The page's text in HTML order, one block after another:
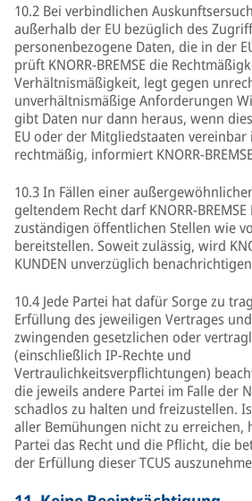
10.2 Bei verbindlichen
außerhalb der EU bezüglich des
personenbezogene Daten, die in der
prüft KNORR-BREMSE die
Verhältnismäßigkeit, legt gegen
unverhältnismäßige Anforderungen
gibt Daten nur dann heraus, wenn
EU oder der Mitgliedstaaten vereinbar
rechtmäßig, informiert KNORR-
10.3 In Fällen einer
geltendem Recht darf KNORR-BREMSE
zuständigen öffentlichen Stellen wie
bereitstellen. Soweit zulässig, wird
KUNDEN unverzüglich
10.4 Jede Partei hat dafür Sorge zu
Erfüllung des jeweiligen Vertrages
zwingenden gesetzlichen oder
(einschließlich IP-Rechte und
Vertraulichkeitsverpflichtungen)
die jeweils andere Partei im Falle der
schadlos zu halten und freizustellen.
aller Bemühungen nicht zu erreichen,
Partei das Recht und die Pflicht, die
der Erfüllung dieser TCUS